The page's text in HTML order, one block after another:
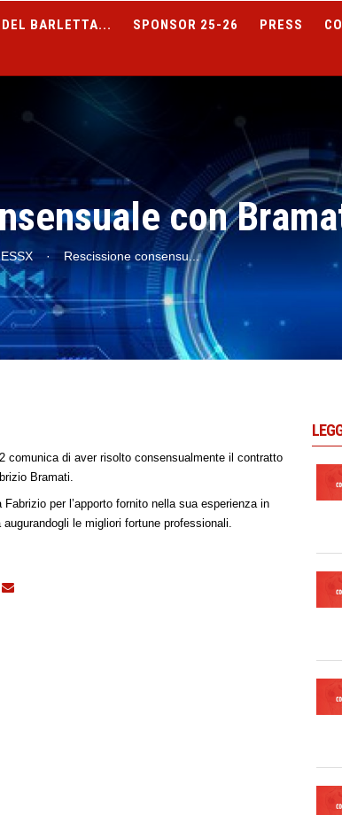
BARLETTA... SPONSOR 25-26 PRESS
con
· Rescissione consensu...
comunica di aver risolto consensualmente il contratto
Bramati.
Fabrizio per l’apporto fornito nella sua esperienza in
le migliori fortune professionali.